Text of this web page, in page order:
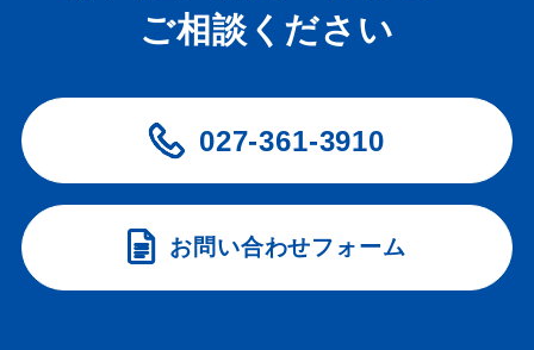
ご相談ください
027-361-3910
お問い合わせフォーム